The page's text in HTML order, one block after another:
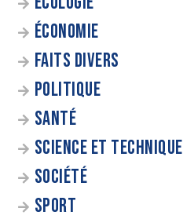
ÉCONOMIE
FAITS DIVERS
POLITIQUE
SANTÉ
SCIENCE ET TECHNIQUE
SOCIÉTÉ
SPORT